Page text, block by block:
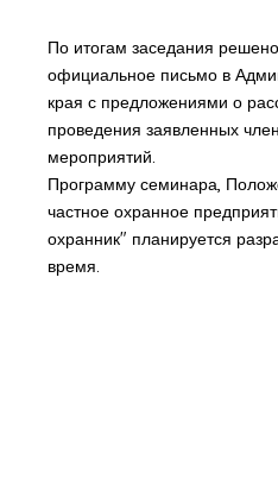
По итогам заседания
официальное письмо в
края с предложениями о
проведения заявленных
мероприятий.
Программу семинара,
частное охранное
охранник" планируется
время.